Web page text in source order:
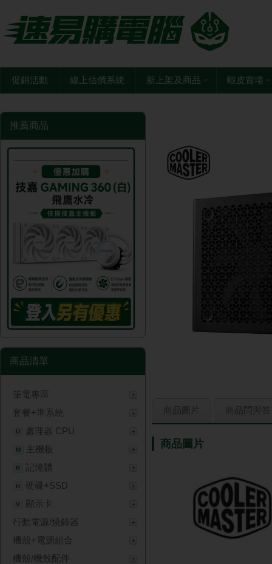
促銷活動 線上估價系統 新上架及商品 蝦皮賣場
推薦商品
商品清單
筆電專區
套餐+準系統
U 處理器 CPU
M 主機板
R 記憶體
H 硬碟+SSD
V
顯示卡
行動電源/燒錄器
機殼+電源組合
機殼/機殼配件
商品圖片 商品問與答
商品圖片